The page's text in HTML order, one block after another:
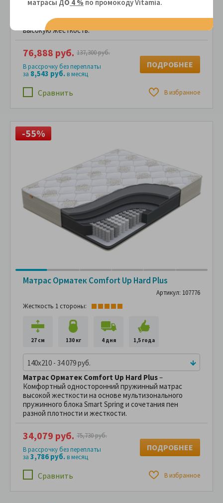
анатомическую поддержку тела спящего.
cоставе обеспечивает надежную поддержку и
высокую жесткость.
Сравнить В избранное
76,888 руб. 137,300 руб.
В рассрочку без переплаты
за 8,543 руб.в месяц
ПОДРОБНЕЕ
-55%
Матрас Орматек Comfort Up Hard Plus
Артикул: 107776
Жесткость 1 стороны:
27 см 130 кг 4 дня 1,5 года
140x210 - 34 079 руб.
Матрас Орматек Comfort Up Hard Plus–
Комфортный односторонний пружинный матрас
высокой жесткости на основе мультизонального
пружинного блока Smart Spring и сочетания пен
разной плотности и жесткости.
Сравнить В избранное
34,079 руб. 75,730 руб.
В рассрочку без переплаты
за 3,786 руб.в месяц
ПОДРОБНЕЕ
матрасы ДО 4 % по промокоду Vitamiа.